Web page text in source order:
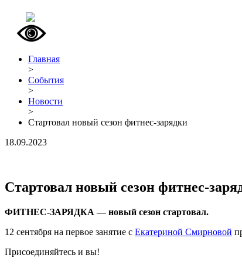
Главная
>
События
>
Новости
>
Стартовал новый сезон фитнес-зарядки
18.09.2023
Стартовал новый сезон фитнес-
ФИТНЕС-ЗАРЯДКА — новый сезон стартовал.
12 сентября на первое занятие с Екатериной Смирновой
Присоединяйтесь и вы!